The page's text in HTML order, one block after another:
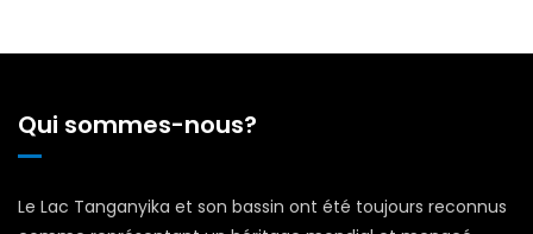
Qui sommes-nous?
Le Lac Tanganyika et son bassin ont été toujours reconnus